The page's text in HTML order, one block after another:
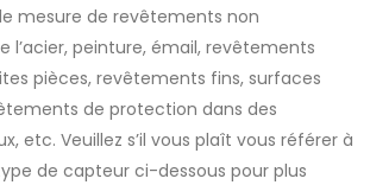
mesure de revêtements non
l’acier, peinture, émail, revêtements
pièces, revêtements fins, surfaces
de protection dans des
etc. Veuillez s’il vous plaît vous référer à
de capteur ci-dessous pour plus